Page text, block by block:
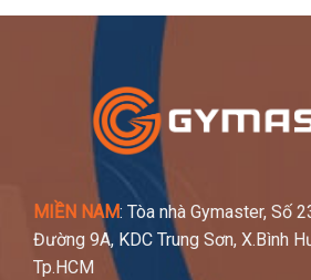
MIỀN NAM: Tòa nhà Gymaster, Số
Đường 9A, KDC Trung Sơn, X.Bình
Tp.HCM